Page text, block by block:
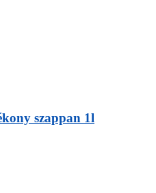
szappan 1l